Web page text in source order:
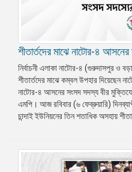
শীতার্তদের মাঝে নাটোর-৪
নির্বাচনী এলাকা নাটোর-৪ (গুরুদাসপুর ও
শীতার্তদের মাঝে কম্বল উপহার দিয়েছেন
নাটোর-৪ আসনের সংসদ সদস্য বীর
এমপি। আজ রবিবার (৬ ফেব্রুয়ারি)
চান্দাই ইউনিয়নের তিন শতাধিক অসহায়